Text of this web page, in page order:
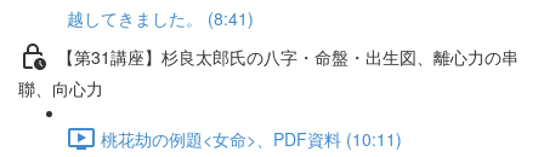
越してきました。 (8:41)
【第31講座】杉良太郎氏の八字・命盤・出生図、離心力の串
聯、向心力
桃花劫の例題<女命>、PDF資料 (10:11)